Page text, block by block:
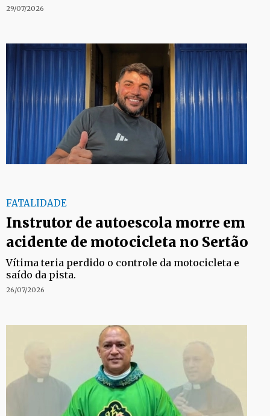
29/07/2026
FATALIDADE
Instrutor de autoescola morre em
acidente de motocicleta no Sertão
Vítima teria perdido o controle da motocicleta e
saído da pista.
26/07/2026